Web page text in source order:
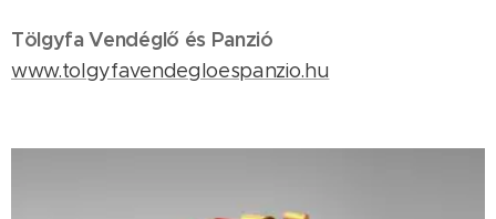
Tölgyfa Vendéglő és Panzió
www.tolgyfavendegloespanzio.hu